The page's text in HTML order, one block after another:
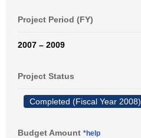
Project Period (FY)
2007 – 2009
Project Status
Completed (Fiscal Year 2008)
Budget Amount *help